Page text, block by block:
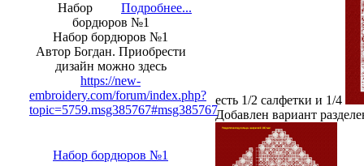
Подробнее...
Набор
бордюров №1
Набор бордюров №1
Автор Богдан. Приобрести
дизайн можно здесь
https://new-
embroidery.com/forum/index.php?
topic=5759.msg385767#msg385767
Набор бордюров №1
есть 1/2 салфетки и 1/4
Добавлен вариант